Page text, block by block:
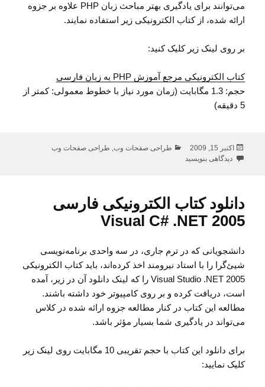
می‌توانند برای یادگیری بهتر مباحث زبان PHP علاوه بر جزوه
ارائه شده، از کتاب الکترونیکی زیر استفاده نمایند.
بر روی لینک زیر کلیک کنید:
کتاب الکترونیکی مرجع آموزش PHP به زبان فارسی
حجم: 1.3 مگابایت (زمان مورد نیاز با خطوط معمولی: کمتر از
5 دقیقه)
ارسال
شده
اکتبر 15, 2009 دسته‌ها
طراحی صفحات وب, طراحی صفحات وب
برای کتاب الکترونیکی آموزش زبان PHP به فارسی
دیدگاهی بنویسید
دانلود کتاب الکترونیکی فارسی
Visual C# .NET 2005
دانشجویانی که در ترم جاری، در سه واحدی برنامه‌نویسی
شیئ‌گرا را با استاد نیرومند اخذ کرده‌اند، باید کتاب الکترونیکی
Visual Studio .NET 2005 را که لینک دانلود آن در زیر، آمده
است، دریافت کرده و بر روی کامپیوتر خود داشته باشند.
مطالعه این کتاب در کنار مطالعه جزوه ارائه شده در کلاس
می‌تواند در یادگیری شما بسیار مؤثر باشد.
برای دانلود این کتاب با حجم تقریبی 10 مگابایت روی لینک زیر
کلیک نمایید: